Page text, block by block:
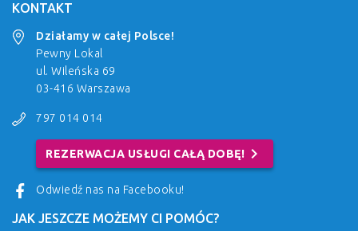
KONTAKT
Działamy w całej Polsce!
Pewny Lokal
ul. Wileńska 69
03-416 Warszawa
797 014 014
REZERWACJA USŁUGI CAŁĄ DOBĘ! chevron_right
Odwiedź nas na Facebooku!
JAK JESZCZE MOŻEMY CI POMÓC?